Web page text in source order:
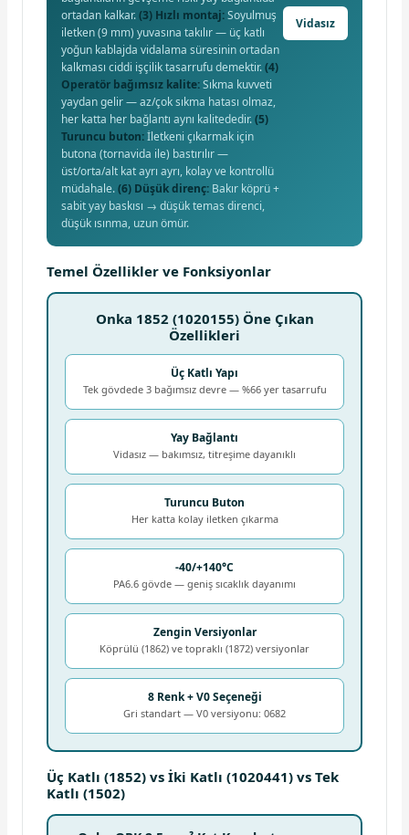
ortadan kalkar.(3) Hızlı montaj:Soyulmuş
iletken (9 mm) yuvasına takılır — üç katlı
yoğun kablajda vidalama süresinin ortadan
kalkması ciddi işçilik tasarrufu demektir.(4)
Operatör bağımsız kalite:Sıkma kuvveti
yaydan gelir — az/çok sıkma hatası olmaz,
her katta her bağlantı aynı kalitededir.(5)
Turuncu buton:İletkeni çıkarmak için
butona (tornavida ile) bastırılır —
üst/orta/alt kat ayrı ayrı, kolay ve kontrollü
müdahale.(6) Düşük direnç: Bakır köprü +
sabit yay baskısı → düşük temas direnci,
düşük ısınma, uzun ömür.
Vidasız
Temel Özellikler ve Fonksiyonlar
Onka 1852 (1020155) Öne Çıkan
Özellikleri
Üç Katlı Yapı
Tek gövdede 3 bağımsız devre — %66 yer tasarrufu
Yay Bağlantı
Vidasız — bakımsız, titreşime dayanıklı
Turuncu Buton
Her katta kolay iletken çıkarma
-40/+140°C
PA6.6 gövde — geniş sıcaklık dayanımı
Zengin Versiyonlar
Köprülü (1862) ve topraklı (1872) versiyonlar
8 Renk + V0 Seçeneği
Gri standart — V0 versiyonu: 0682
Üç Katlı (1852) vs İki Katlı (1020441) vs Tek
Katlı (1502)